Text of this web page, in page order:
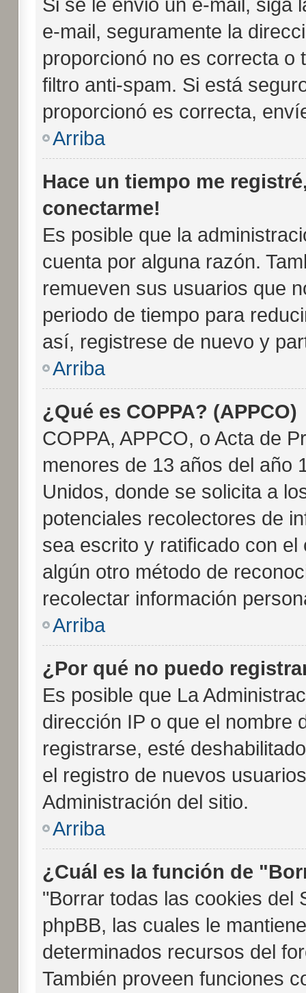
e-mail, seguramente la
proporcionó no es correcta o
filtro anti-spam. Si está
proporcionó es correcta,
Arriba
Hace un tiempo me
conectarme!
Es posible que la
cuenta por alguna razón.
remueven sus usuarios que
periodo de tiempo para
así, registrese de nuevo y
Arriba
¿Qué es COPPA? (APPCO)
COPPA, APPCO, o Acta de
menores de 13 años del año
Unidos, donde se solicita a
potenciales recolectores de
sea escrito y ratificado con
algún otro método de
recolectar información
Arriba
¿Por qué no puedo
Es posible que La
dirección IP o que el nombre
registrarse, esté
el registro de nuevos
Administración del sitio.
Arriba
¿Cuál es la función de
"Borrar todas las cookies del
phpBB, las cuales le
determinados recursos del
También proveen funciones